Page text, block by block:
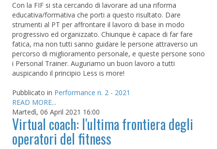
Con la FIF si sta cercando di lavorare ad una riforma
educativa/formativa che porti a questo risultato. Dare
strumenti al PT per affrontare il lavoro di base in modo
progressivo ed organizzato. Chiunque è capace di far fare
fatica, ma non tutti sanno guidare le persone attraverso un
percorso di miglioramento personale, e queste persone sono
i Personal Trainer. Auguriamo un buon lavoro a tutti
auspicando il principio Less is more!
Pubblicato in Performance n. 2 - 2021
READ MORE...
Martedì, 06 April 2021 16:00
Virtual coach: l'ultima frontiera degli
operatori del fitness